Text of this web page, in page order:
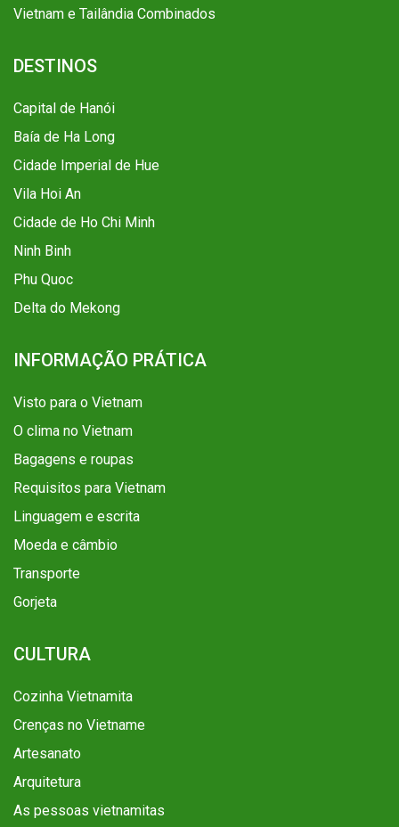
Vietnam e Tailândia Combinados
DESTINOS
Capital de Hanói
Baía de Ha Long
Cidade Imperial de Hue
Vila Hoi An
Cidade de Ho Chi Minh
Ninh Binh
Phu Quoc
Delta do Mekong
INFORMAÇÃO PRÁTICA
Visto para o Vietnam
O clima no Vietnam
Bagagens e roupas
Requisitos para Vietnam
Linguagem e escrita
Moeda e câmbio
Transporte
Gorjeta
CULTURA
Cozinha Vietnamita
Crenças no Vietname
Artesanato
Arquitetura
As pessoas vietnamitas